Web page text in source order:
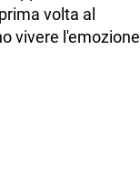
volta al
vivere l'emozione